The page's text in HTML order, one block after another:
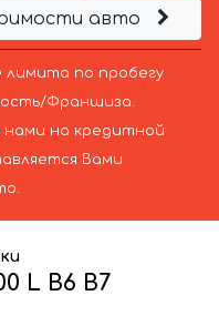
авто
лимита по пробегу
Франшиза.
нами на кредитной
Вами
L B6 B7